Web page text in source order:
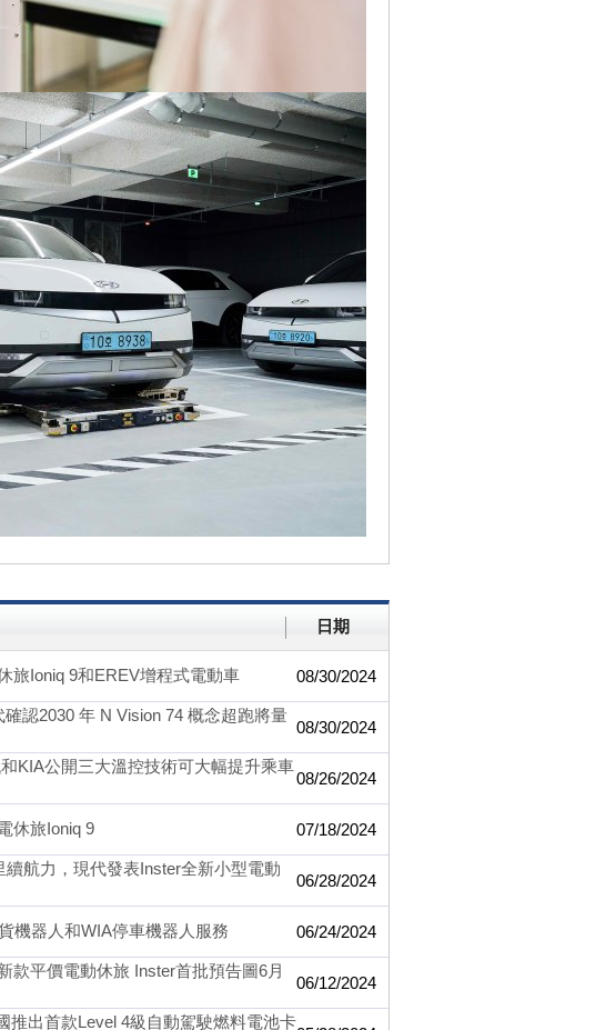
日期
旅Ioniq 9和EREV增程式電動車 08/30/2024
認2030 年 N Vision 74 概念超跑將量
08/30/2024
KIA公開三大溫控技術可大幅提升乘車
08/26/2024
休旅Ioniq 9 07/18/2024
航力，現代發表Inster全新小型電動
06/28/2024
機器人和WIA停車機器人服務 06/24/2024
款平價電動休旅 Inster首批預告圖6月
06/12/2024
推出首款Level 4級自動駕駛燃料電池卡